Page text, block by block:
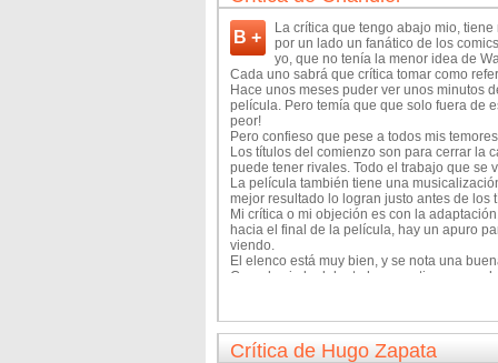
B +
La crítica que tengo abajo mio,
por un lado un fanático de los
yo, que no tenía la menor idea de
Cada uno sabrá que crítica tomar como
Hace unos meses puder ver unos minutos
película. Pero temía que que solo fuera de
peor!
Pero confieso que pese a todos mis
Los títulos del comienzo son para cerrar la
puede tener rivales. Todo el trabajo que se
La película también tiene una
mejor resultado lo logran justo antes de los
Mi crítica o mi objeción es con la
hacia el final de la película, hay un apuro
viendo.
El elenco está muy bien, y se nota una
Cuando vi el adelanto hace un tiempo, me
Tracy, tenía colores muy vivos. En la copia
si fue un cambio final, o algún problema
amarillo con el cual se la promociona.
Watchmen no es para los grandes
estoy seguro que la mayoría de los que se
Crítica de Hugo Zapata